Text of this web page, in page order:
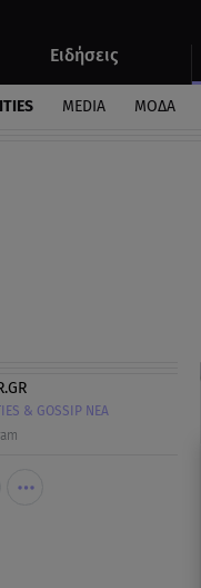
Ειδήσεις
Αυτοκίνητο
MEDIA ΜΟΔΑ
& GOSSIP ΝΕΑ